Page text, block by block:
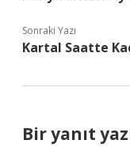
Sonraki Yazı
Kartal Saatte
Bir yanıt